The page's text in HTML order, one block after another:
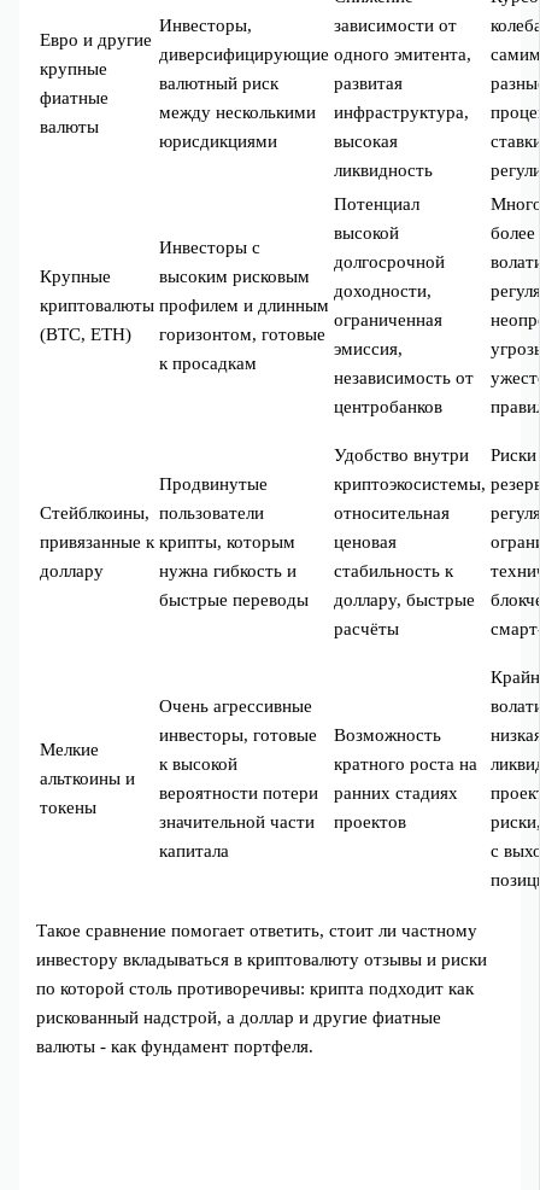
Евро и другие
крупные
фиатные
валюты
Инвесторы,
диверсифицирующие
валютный риск
между несколькими
юрисдикциями
зависимости от
одного эмитента,
развитая
инфраструктура,
высокая
ликвидность
Крупные
криптовалюты
(BTC, ETH)
Инвесторы с
высоким рисковым
профилем и длинным
горизонтом, готовые
к просадкам
Потенциал
высокой
долгосрочной
доходности,
ограниченная
эмиссия,
независимость от
центробанков
Стейблкоины,
привязанные к
доллару
Продвинутые
пользователи
крипты, которым
нужна гибкость и
быстрые переводы
Удобство внутри
криптоэкосистемы,
относительная
ценовая
стабильность к
доллару, быстрые
расчёты
Мелкие
альткоины и
токены
Очень агрессивные
инвесторы, готовые
к высокой
вероятности потери
значительной части
капитала
Возможность
кратного роста на
ранних стадиях
проектов
с
Такое сравнение помогает ответить, стоит ли частному
инвестору вкладываться в криптовалюту отзывы и риски
по которой столь противоречивы: крипта подходит как
рискованный надстрой, а доллар и другие фиатные
валюты - как фундамент портфеля.